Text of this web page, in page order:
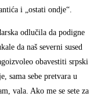
i „ostati ondje“.
odlučila da podigne
da naš severni sused
obavestiti srpski
sama sebe pretvara u
vala. Ako me se sete za